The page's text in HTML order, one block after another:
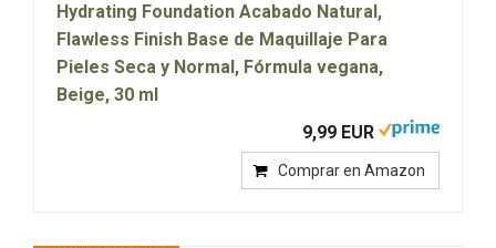
Hydrating Foundation Acabado Natural,
Flawless Finish Base de Maquillaje Para
Pieles Seca y Normal, Fórmula vegana,
Beige, 30 ml
9,99 EUR
Comprar en Amazon